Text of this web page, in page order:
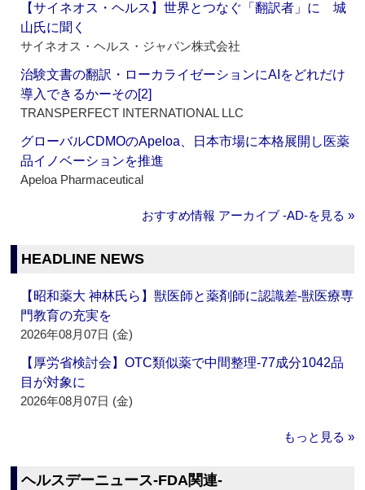
【サイネオス・ヘルス】世界とつなぐ「翻訳者」に 城
山氏に聞く
サイネオス・ヘルス・ジャパン株式会社
治験文書の翻訳・ローカライゼーションにAIをどれだけ
導入できるかーその[2]
TRANSPERFECT INTERNATIONAL LLC
グローバルCDMOのApeloa、日本市場に本格展開し医薬
品イノベーションを推進
Apeloa Pharmaceutical
おすすめ情報 アーカイブ ‐AD‐を見る »
HEADLINE NEWS
【昭和薬大 神林氏ら】獣医師と薬剤師に認識差‐獣医療専
門教育の充実を
2026年08月07日 (金)
【厚労省検討会】OTC類似薬で中間整理‐77成分1042品
目が対象に
2026年08月07日 (金)
もっと見る »
ヘルスデーニュース‐FDA関連‐